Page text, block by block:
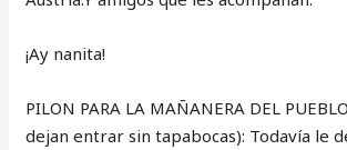
¡Ay nanita!
PILON PARA LA MAÑANERA DEL
dejan entrar sin tapabocas): Todavía le